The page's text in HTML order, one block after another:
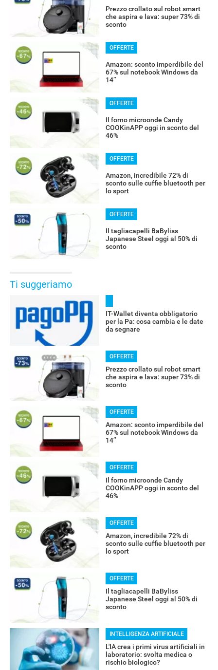
Prezzo crollato sul robot smart
che aspira e lava: super 73% di
sconto
OFFERTE
Amazon: sconto imperdibile del
67% sul notebook Windows da
14’’
OFFERTE
Il forno microonde Candy
COOKinAPP oggi in sconto del
46%
OFFERTE
Amazon, incredibile 72% di
sconto sulle cuffie bluetooth per
lo sport
OFFERTE
Il tagliacapelli BaByliss
Japanese Steel oggi al 50% di
sconto
Ti suggeriamo
IT-Wallet diventa obbligatorio
per la Pa: cosa cambia e le date
da segnare
OFFERTE
Prezzo crollato sul robot smart
che aspira e lava: super 73% di
sconto
OFFERTE
Amazon: sconto imperdibile del
67% sul notebook Windows da
14’’
OFFERTE
Il forno microonde Candy
COOKinAPP oggi in sconto del
46%
OFFERTE
Amazon, incredibile 72% di
sconto sulle cuffie bluetooth per
lo sport
OFFERTE
Il tagliacapelli BaByliss
Japanese Steel oggi al 50% di
sconto
INTELLIGENZA ARTIFICIALE
L'IA crea i primi virus artificiali in
laboratorio: svolta medica o
rischio biologico?